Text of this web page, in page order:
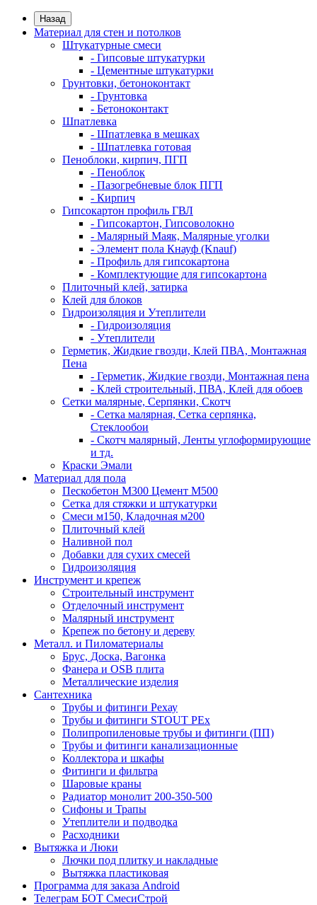
Назад
Материал для стен и потолков
Штукатурные смеси
- Гипсовые штукатурки
- Цементные штукатурки
Грунтовки, бетоноконтакт
- Грунтовка
- Бетоноконтакт
Шпатлевка
- Шпатлевка в мешках
- Шпатлевка готовая
Пеноблоки, кирпич, ПГП
- Пеноблок
- Пазогребневые блок ПГП
- Кирпич
Гипсокартон профиль ГВЛ
- Гипсокартон, Гипсоволокно
- Малярный Маяк, Малярные уголки
- Элемент пола Кнауф (Knauf)
- Профиль для гипсокартона
- Комплектующие для гипсокартона
Плиточный клей, затирка
Клей для блоков
Гидроизоляция и Утеплители
- Гидроизоляция
- Утеплители
Герметик, Жидкие гвозди, Клей ПВА, Монтажная
Пена
- Герметик, Жидкие гвозди, Монтажная пена
- Клей строительный, ПВА, Клей для обоев
Сетки малярные, Серпянки, Скотч
- Сетка малярная, Сетка серпянка,
Стеклообои
- Скотч малярный, Ленты углоформирующие
и тд.
Краски Эмали
Материал для пола
Пескобетон М300 Цемент М500
Сетка для стяжки и штукатурки
Смеси м150, Кладочная м200
Плиточный клей
Наливной пол
Добавки для сухих смесей
Гидроизоляция
Инструмент и крепеж
Строительный инструмент
Отделочный инструмент
Малярный инструмент
Крепеж по бетону и дереву
Металл. и Пиломатериалы
Брус, Доска, Вагонка
Фанера и OSB плита
Металлические изделия
Сантехника
Трубы и фитинги Рехау
Трубы и фитинги STOUT PEx
Полипропиленовые трубы и фитинги (ПП)
Трубы и фитинги канализационные
Коллектора и шкафы
Фитинги и фильтра
Шаровые краны
Радиатор монолит 200-350-500
Сифоны и Трапы
Утеплители и подводка
Расходники
Вытяжка и Люки
Лючки под плитку и накладные
Вытяжка пластиковая
Программа для заказа Android
Телеграм БОТ СмесиСтрой